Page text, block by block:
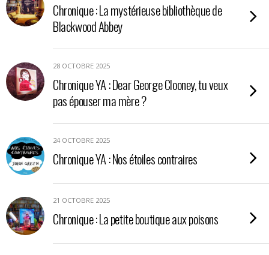
Chronique : La mystérieuse bibliothèque de
Blackwood Abbey
28 OCTOBRE 2025
Chronique YA : Dear George Clooney, tu veux
pas épouser ma mère ?
24 OCTOBRE 2025
Chronique YA : Nos étoiles contraires
21 OCTOBRE 2025
Chronique : La petite boutique aux poisons